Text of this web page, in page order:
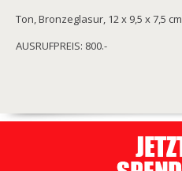
Ton, Bronzeglasur, 12 x 9,5 x 7,5 cm
AUSRUFPREIS: 800.-